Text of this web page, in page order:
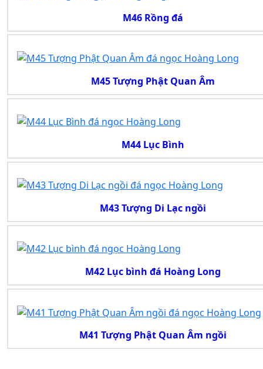
M46 Rồng đá
M45 Tượng Phật Quan Âm
M44 Lục Bình
M43 Tượng Di Lạc ngồi
M42 Lục bình đá Hoàng Long
M41 Tượng Phật Quan Âm ngồi